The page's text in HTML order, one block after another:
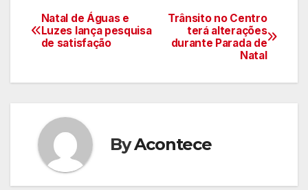
Navegação
de
artigos
Trânsito no Centro
terá alterações
durante Parada de
Natal
Natal de Águas e
Luzes lança pesquisa
de satisfação
ByAcontece